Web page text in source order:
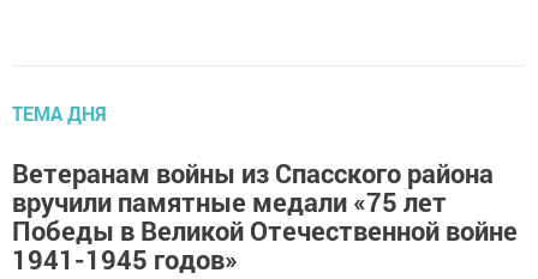
ТЕМА ДНЯ
Ветеранам войны из Спасского района
вручили памятные медали «75 лет
Победы в Великой Отечественной войне
1941-1945 годов»